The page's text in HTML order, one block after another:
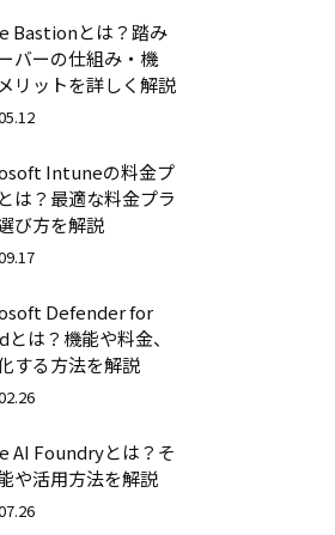
Bastionとは？踏み
バーの仕組み・機
リットを詳しく解説
Intuneの料金プ
は？最適な料金プラ
び方を解説
Defender for
とは？機能や料金、
する方法を解説
AI Foundryとは？そ
や活用方法を解説